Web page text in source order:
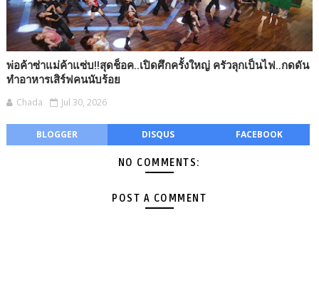
พ่อค้าซ่าแม่ค้าแซ่บ!!สุดช็อค..เปิดศึกครั้งใหญ่ ครัวลุกเป็นไฟ..กดดัน
ทำอาหารเสิร์ฟคนนับร้อย
Chada Jul 30, 2026
BLOGGER DISQUS FACEBOOK
NO COMMENTS:
POST A COMMENT